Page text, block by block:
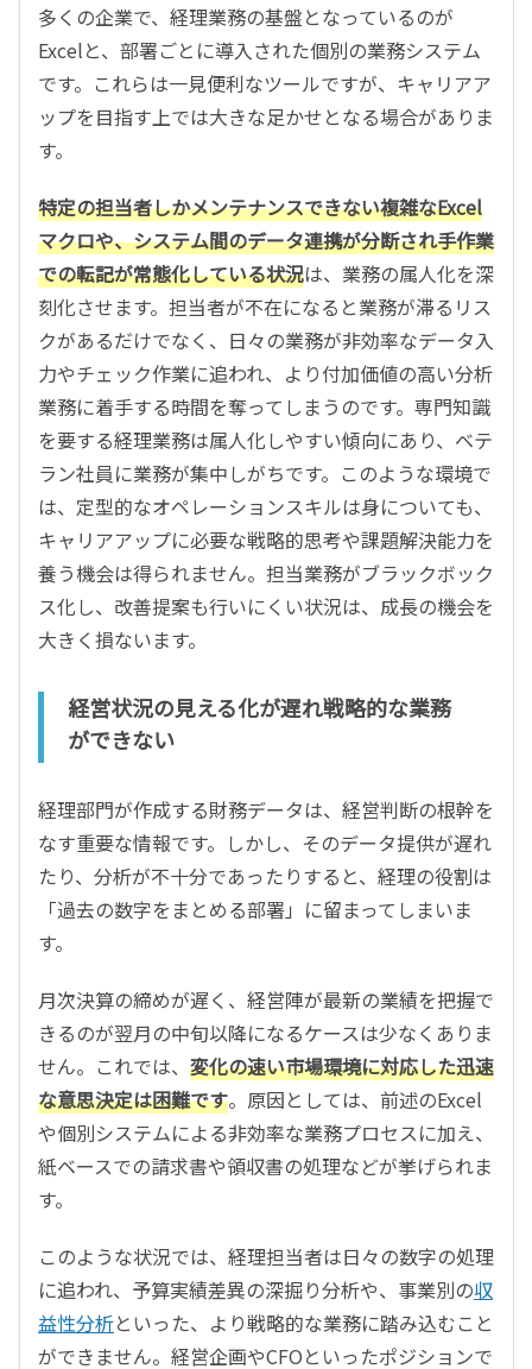
多くの企業で、経理業務の基盤となっているのが
Excelと、部署ごとに導入された個別の業務システム
です。これらは一見便利なツールですが、キャリアア
ップを目指す上では大きな足かせとなる場合がありま
す。
特定の担当者しかメンテナンスできない複雑なExcel
マクロや、システム間のデータ連携が分断され手作業
での転記が常態化している状況は、業務の属人化を深
刻化させます。担当者が不在になると業務が滞るリス
クがあるだけでなく、日々の業務が非効率なデータ入
力やチェック作業に追われ、より付加価値の高い分析
業務に着手する時間を奪ってしまうのです。専門知識
を要する経理業務は属人化しやすい傾向にあり、ベテ
ラン社員に業務が集中しがちです。このような環境で
は、定型的なオペレーションスキルは身についても、
キャリアアップに必要な戦略的思考や課題解決能力を
養う機会は得られません。担当業務がブラックボック
ス化し、改善提案も行いにくい状況は、成長の機会を
大きく損ないます。
経営状況の見える化が遅れ戦略的な業務
ができない
経理部門が作成する財務データは、経営判断の根幹を
なす重要な情報です。しかし、そのデータ提供が遅れ
たり、分析が不十分であったりすると、経理の役割は
「過去の数字をまとめる部署」に留まってしまいま
す。
月次決算の締めが遅く、経営陣が最新の業績を把握で
きるのが翌月の中旬以降になるケースは少なくありま
せん。これでは、 変化の速い市場環境に対応した迅速
な意思決定は困難です。原因としては、前述のExcel
や個別システムによる非効率な業務プロセスに加え、
紙ベースでの請求書や領収書の処理などが挙げられま
す。
このような状況では、経理担当者は日々の数字の処理
に追われ、予算実績差異の深掘り分析や、事業別の収
益性分析といった、より戦略的な業務に踏み込むこと
ができません。経営企画やCFOといったポジションで